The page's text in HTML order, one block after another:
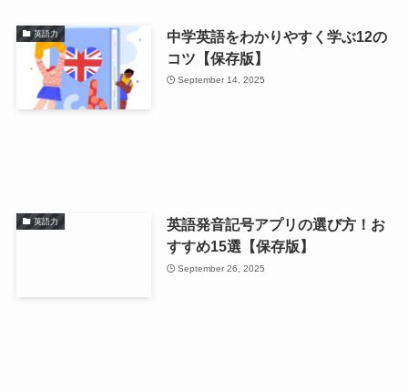
英語力
中学英語をわかりやすく学ぶ12の
コツ【保存版】
September 14, 2025
英語力
英語発音記号アプリの選び方！お
すすめ15選【保存版】
September 26, 2025